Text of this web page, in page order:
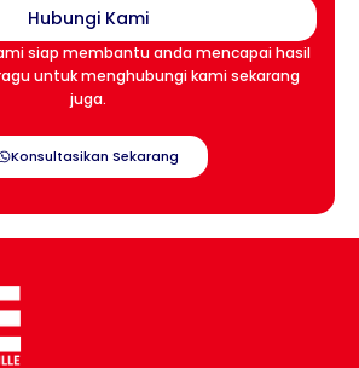
Hubungi Kami
siap membantu anda mencapai hasil
untuk menghubungi kami sekarang
juga.
Konsultasikan Sekarang